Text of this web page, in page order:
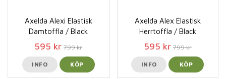
Axelda Alexi Elastisk
Damtoffla / Black
595 kr 799 kr
INFO KÖP
Axelda Alex Elastisk
Herrtoffla / Black
595 kr 799 kr
INFO KÖP